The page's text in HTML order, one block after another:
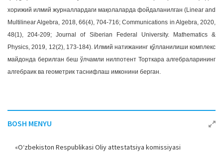
хорижий илмий журналлардаги мақолаларда фойдаланилган (Linear and
Multilinear Algebra, 2018, 66(4), 704-716; Communications in Algebra, 2020,
48(1), 204-209; Journal of Siberian Federal University. Mathematics &
Physics, 2019, 12(2), 173-184). Илмий натижанинг қўлланилиши комплекс
майдонда берилган беш ўлчамли нилпотент Торткара алгебраларининг
алгебраик ва геометрик таснифлаш имконини берган.
BOSH MENYU
«O‘zbekiston Respublikasi Oliy attestatsiya komissiyasi